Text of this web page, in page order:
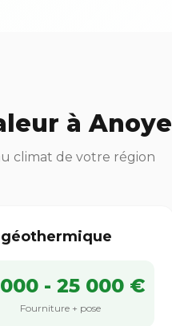
à Anoye
climat de votre région
géothermique
000 - 25 000 €
Fourniture + pose